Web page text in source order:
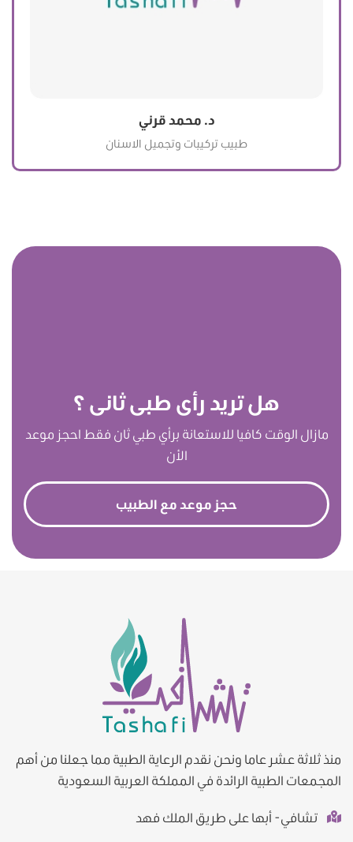
د. محمد قرني
طبيب تركيبات وتجميل الاسنان
هل تريد رأى طبى ثانى ؟
مازال الوقت كافيا للاستعانة برأي طبي ثان فقط احجز موعد
الأن
حجز موعد مع الطبيب
منذ ثلاثة عشر عاما ونحن نقدم الرعاية الطبية مما جعلنا من أهم
المجمعات الطبية الرائدة في المملكة العربية السعودية
تشافي- أبها على طريق الملك فهد